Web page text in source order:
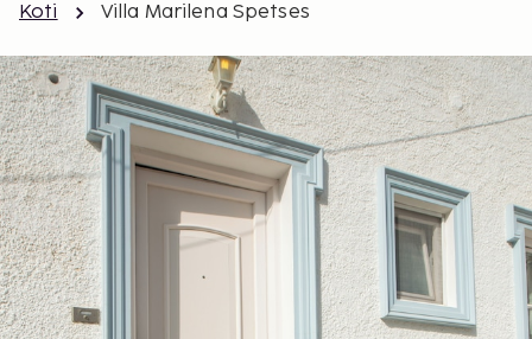
Koti Villa Marilena Spetses